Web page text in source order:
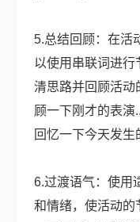
5.总结回顾：在活
以使用串联词进行
清思路并回顾活动
顾一下刚才的表演
回忆一下今天发生
6.过渡语气：使用
和情绪，使活动的